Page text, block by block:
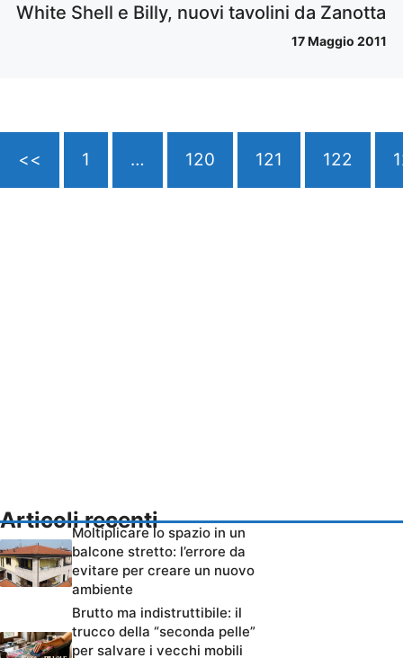
White Shell e Billy, nuovi tavolini da Zanotta
17 Maggio 2011
<< 1 … 120 121 122
Articoli recenti
Moltiplicare lo spazio in un
balcone stretto: l’errore da
evitare per creare un nuovo
ambiente
Brutto ma indistruttibile: il
trucco della “seconda pelle”
per salvare i vecchi mobili